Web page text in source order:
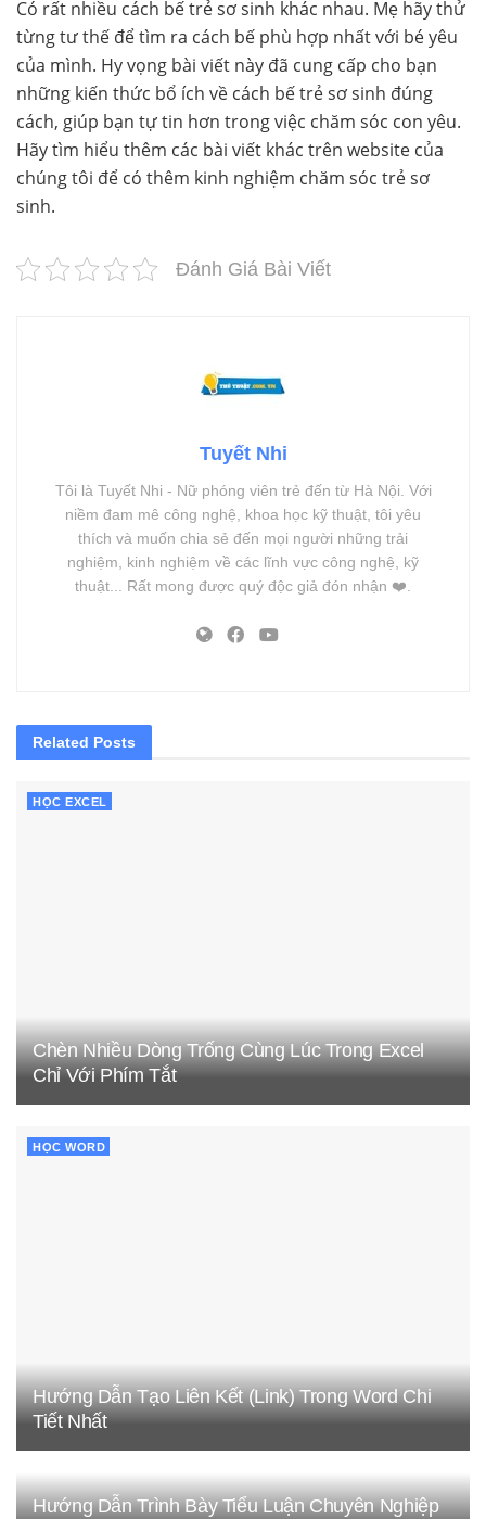
Có rất nhiều cách bế trẻ sơ sinh khác nhau. Mẹ hãy thử
từng tư thế để tìm ra cách bế phù hợp nhất với bé yêu
của mình. Hy vọng bài viết này đã cung cấp cho bạn
những kiến thức bổ ích về cách bế trẻ sơ sinh đúng
cách, giúp bạn tự tin hơn trong việc chăm sóc con yêu.
Hãy tìm hiểu thêm các bài viết khác trên website của
chúng tôi để có thêm kinh nghiệm chăm sóc trẻ sơ
sinh.
Đánh Giá Bài Viết
Tuyết Nhi
Tôi là Tuyết Nhi - Nữ phóng viên trẻ đến từ Hà Nội. Với
niềm đam mê công nghệ, khoa học kỹ thuật, tôi yêu
thích và muốn chia sẻ đến mọi người những trải
nghiệm, kinh nghiệm về các lĩnh vực công nghệ, kỹ
thuật... Rất mong được quý độc giả đón nhận ❤️.
Related Posts
HỌC EXCEL
Chèn Nhiều Dòng Trống Cùng Lúc Trong Excel
Chỉ Với Phím Tắt
HỌC WORD
Hướng Dẫn Tạo Liên Kết (Link) Trong Word Chi
Tiết Nhất
Hướng Dẫn Trình Bày Tiểu Luận Chuyên Nghiệp